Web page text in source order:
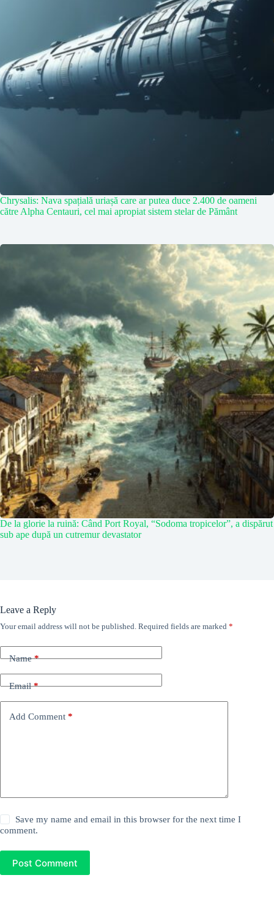
Chrysalis: Nava spațială uriașă care ar putea duce 2.400 de oameni
către Alpha Centauri, cel mai apropiat sistem stelar de Pământ
De la glorie la ruină: Când Port Royal, “Sodoma tropicelor”, a dispărut
sub ape după un cutremur devastator
Leave a Reply
Your email address will not be published. Required fields are marked *
Name*
Email*
Add Comment *
Save my name and email in this browser for the next time I
comment.
Post Comment